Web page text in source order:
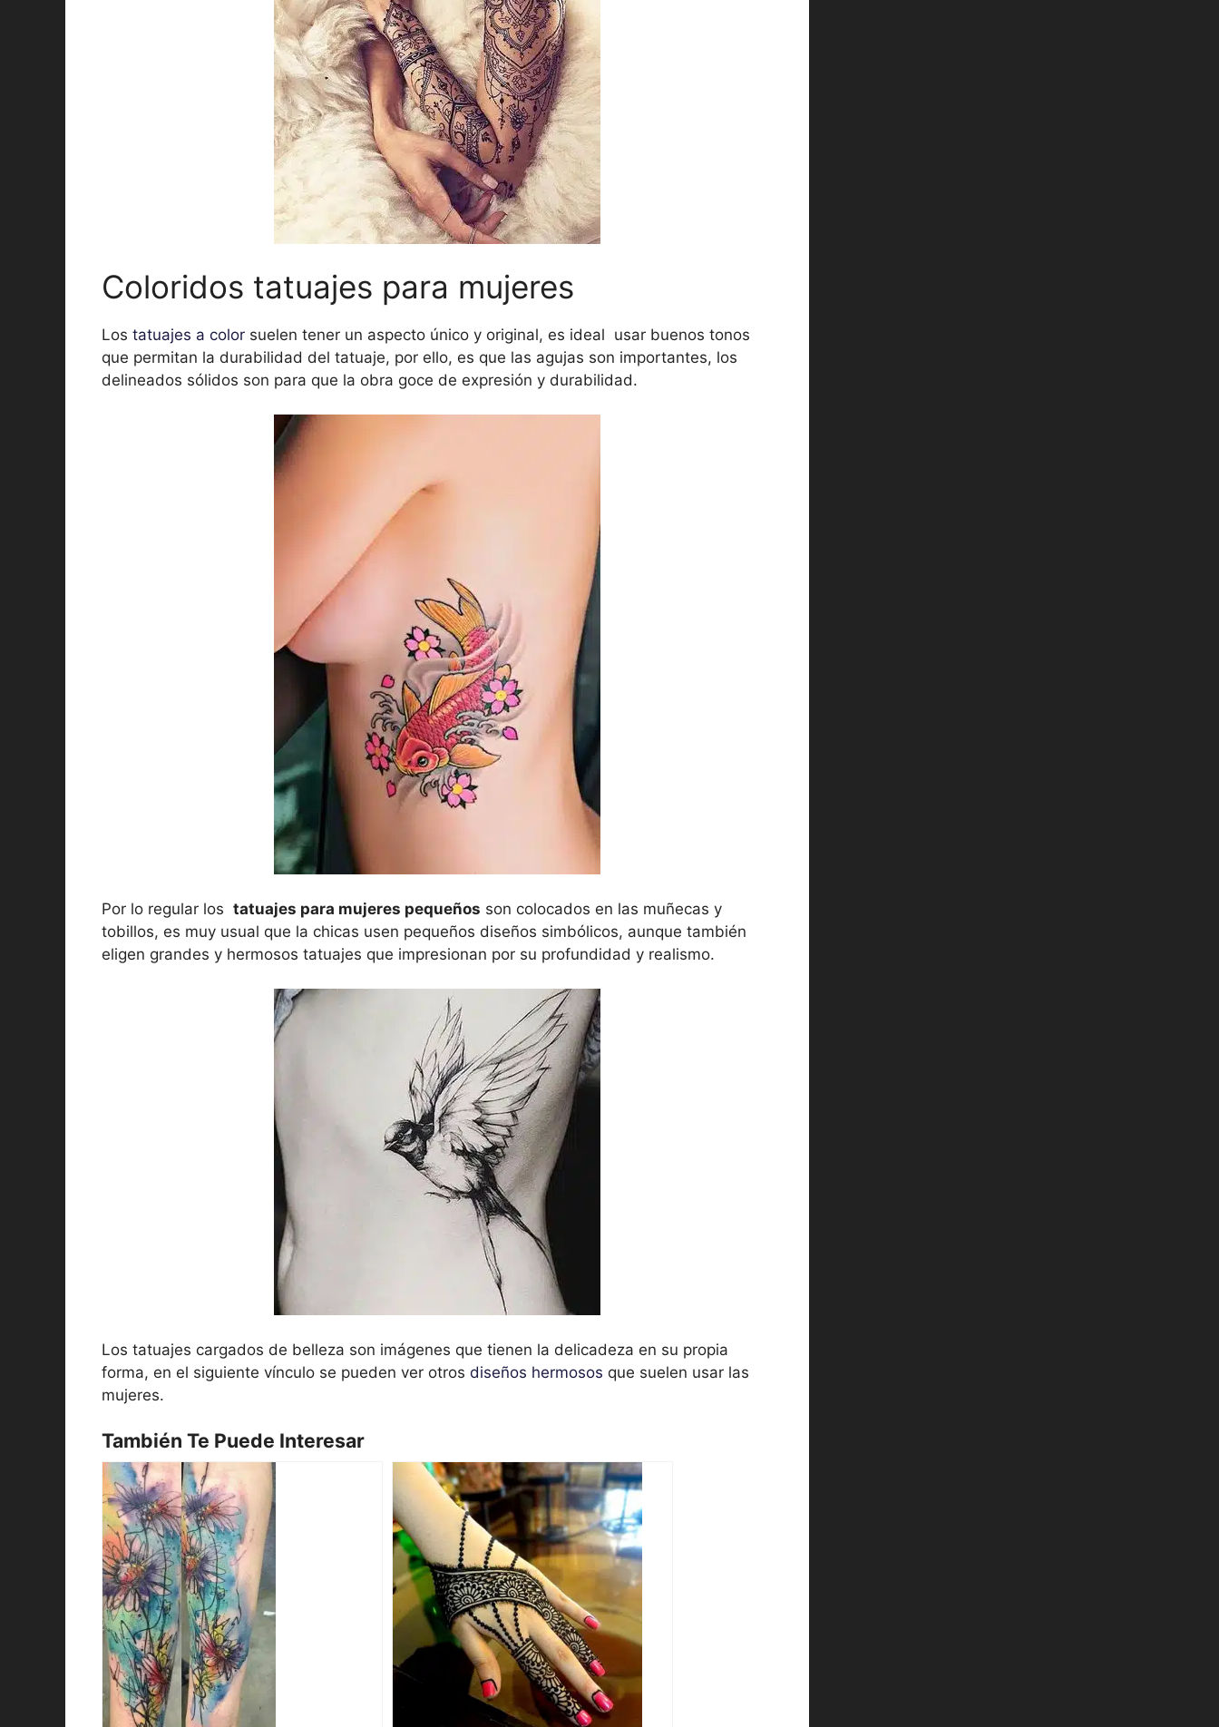
Coloridos tatuajes para mujeres
Los tatuajes a color suelen tener un aspecto único y original, es ideal usar buenos tonos
que permitan la durabilidad del tatuaje, por ello, es que las agujas son importantes, los
delineados sólidos son para que la obra goce de expresión y durabilidad.
Por lo regular los tatuajes para mujeres pequeños son colocados en las muñecas y
tobillos, es muy usual que la chicas usen pequeños diseños simbólicos, aunque también
eligen grandes y hermosos tatuajes que impresionan por su profundidad y realismo.
Los tatuajes cargados de belleza son imágenes que tienen la delicadeza en su propia
forma, en el siguiente vínculo se pueden ver otros diseños hermosos que suelen usar las
mujeres.
También Te Puede Interesar